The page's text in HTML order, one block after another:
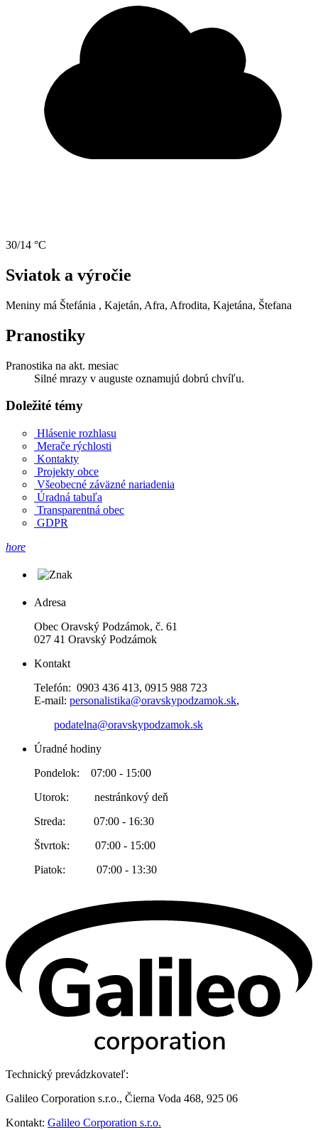
30/14 °C
Sviatok a výročie
Meniny má Štefánia , Kajetán, Afra, Afrodita, Kajetána, Štefana
Pranostiky
Pranostika na akt. mesiac
Silné mrazy v auguste oznamujú dobrú chvíľu.
Doležité témy
Hlásenie rozhlasu
Merače rýchlosti
Kontakty
Projekty obce
Všeobecné záväzné nariadenia
Úradná tabuľa
Transparentná obec
GDPR
hore
Adresa
Obec Oravský Podzámok, č. 61
027 41 Oravský Podzámok
Kontakt
Telefón: 0903 436 413, 0915 988 723
E-mail: personalistika@oravskypodzamok.sk,
podatelna@oravskypodzamok.sk
Úradné hodiny
Pondelok: 07:00 - 15:00
Utorok: nestránkový deň
Streda: 07:00 - 16:30
Štvrtok: 07:00 - 15:00
Piatok: 07:00 - 13:30
Technický prevádzkovateľ:
Galileo Corporation s.r.o., Čierna Voda 468, 925 06
Kontakt: Galileo Corporation s.r.o.